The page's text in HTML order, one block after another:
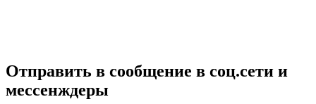
Отправить в сообщение в соц.сети и
мессенждеры